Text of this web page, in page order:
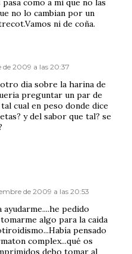
como a mi que no las
no lo cambian por un
ni de coña.
2009 a las 20:37
dia sobre la harina de
preguntar un par de
cual en peso donde dice
y del sabor que tal? se
de 2009 a las 20:53
pedido
algo para la caida
pensado
complex...qué os
debo tomar al